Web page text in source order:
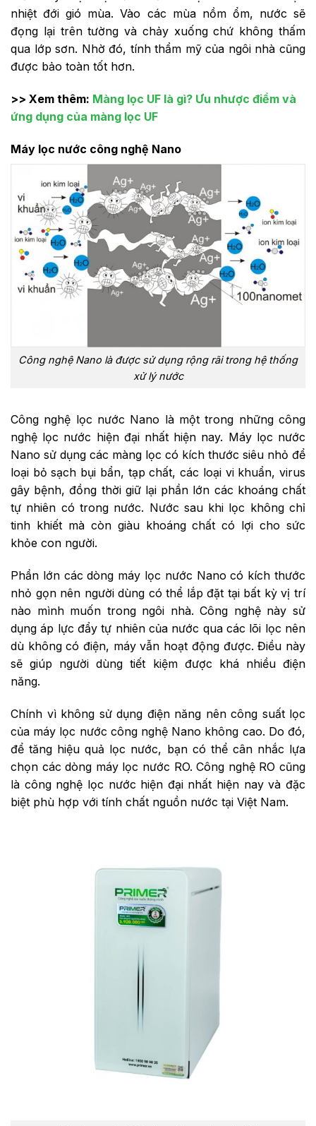
nhiệt đới gió mùa. Vào các mùa nồm ổm, nước sẽ
đọng lại trên tường và chảy xuống chứ không thấm
qua lớp sơn. Nhờ đó, tính thẩm mỹ của ngôi nhà cũng
được bảo toàn tốt hơn.
>> Xem thêm: Màng lọc UF là gì? Ưu nhược điểm và
ứng dụng của màng lọc UF
Máy lọc nước công nghệ Nano
Công nghệ Nano là được sử dụng rộng rãi trong hệ thống
xử lý nước
Công nghệ lọc nước Nano là một trong những công
nghệ lọc nước hiện đại nhất hiện nay. Máy lọc nước
Nano sử dụng các màng lọc có kích thước siêu nhỏ để
loại bỏ sạch bụi bẩn, tạp chất, các loại vi khuẩn, virus
gây bệnh, đồng thời giữ lại phần lớn các khoáng chất
tự nhiên có trong nước. Nước sau khi lọc không chỉ
tinh khiết mà còn giàu khoáng chất có lợi cho sức
khỏe con người.
Phần lớn các dòng máy lọc nước Nano có kích thước
nhỏ gọn nên người dùng có thể lắp đặt tại bất kỳ vị trí
nào mình muốn trong ngôi nhà. Công nghệ này sử
dụng áp lực đẩy tự nhiên của nước qua các lõi lọc nên
dù không có điện, máy vẫn hoạt động được. Điều này
sẽ giúp người dùng tiết kiệm được khá nhiều điện
năng.
Chính vì không sử dụng điện năng nên công suất lọc
của máy lọc nước công nghệ Nano không cao. Do đó,
để tăng hiệu quả lọc nước, bạn có thể cân nhắc lựa
chọn các dòng máy lọc nước RO. Công nghệ RO cũng
là công nghệ lọc nước hiện đại nhất hiện nay và đặc
biệt phù hợp với tính chất nguồn nước tại Việt Nam.